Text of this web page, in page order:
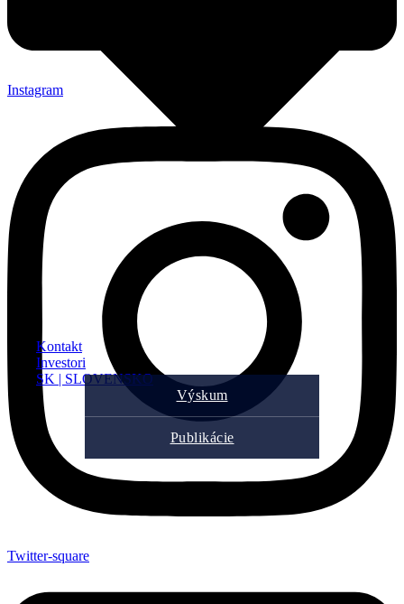
Výskum
Publikácie
Kontakt
Investori
SK | SLOVENSKO
Instagram
Twitter-square